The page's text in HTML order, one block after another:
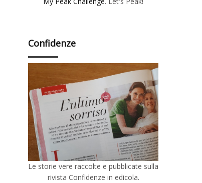
Confidenze
Le storie vere raccolte e pubblicate sulla
rivista Confidenze in edicola.